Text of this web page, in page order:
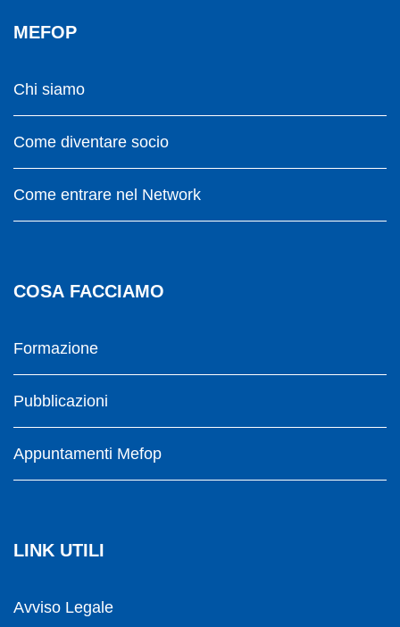
MEFOP
Chi siamo
Come diventare socio
Come entrare nel Network
COSA FACCIAMO
Formazione
Pubblicazioni
Appuntamenti Mefop
LINK UTILI
Avviso Legale